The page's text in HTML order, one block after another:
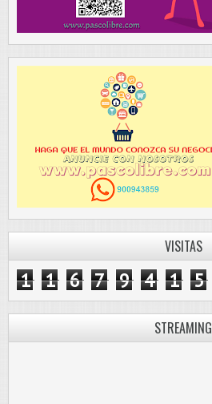
VISITAS
1 1 6 7 9 4 1 5
STREAMING